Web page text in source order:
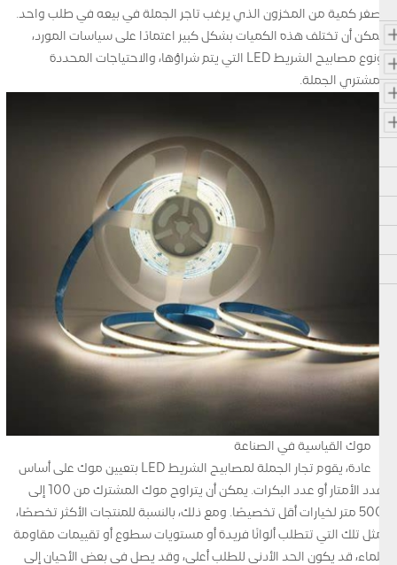
أصغر كمية من المخزون الذي يرغب تاجر الجملة في بيعه في طلب واحد.
يمكن أن تختلف هذه الكميات بشكل كبير اعتمادًا على سياسات المورد،
ونوع مصابيح الشريط LED التي يتم شراؤها، والاحتياجات المحددة
لمشتري الجملة.
موك القياسية في الصناعة
عادة، يقوم تجار الجملة لمصابيح الشريط LED بتعيين موك على أساس
عدد الأمتار أو عدد البكرات. يمكن أن يتراوح موك المشترك من 100 إلى
500 متر لخيارات أقل تخصيصًا. ومع ذلك، بالنسبة للمنتجات الأكثر تخصصًا،
مثل تلك التي تتطلب ألوانًا فريدة أو مستويات سطوع أو تقييمات مقاومة
للماء، قد يكون الحد الأدنى للطلب أعلى، وقد يصل في بعض الأحيان إلى